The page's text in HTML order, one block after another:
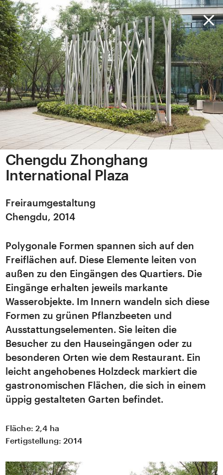
Chengdu Zhonghang
International Plaza
Freiraumgestaltung
Chengdu, 2014
Polygonale Formen spannen sich auf den
Freiflächen auf. Diese Elemente leiten von
außen zu den Eingängen des Quartiers. Die
Eingänge erhalten jeweils markante
Wasserobjekte. Im Innern wandeln sich diese
Formen zu grünen Pflanzbeeten und
Ausstattungselementen. Sie leiten die
Besucher zu den Hauseingängen oder zu
besonderen Orten wie dem Restaurant. Ein
leicht angehobenes Holzdeck markiert die
gastronomischen Flächen, die sich in einem
üppig gestalteten Garten befindet.
Fläche: 2,4 ha
Fertigstellung: 2014